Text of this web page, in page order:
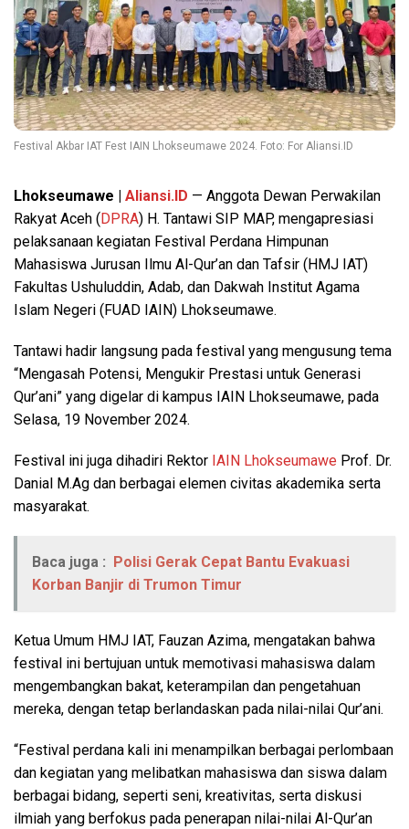
Festival Akbar IAT Fest IAIN Lhokseumawe 2024. Foto: For Aliansi.ID
Lhokseumawe | Aliansi.ID — Anggota Dewan Perwakilan
Rakyat Aceh (DPRA) H. Tantawi SIP MAP, mengapresiasi
pelaksanaan kegiatan Festival Perdana Himpunan
Mahasiswa Jurusan Ilmu Al-Qur’an dan Tafsir (HMJ IAT)
Fakultas Ushuluddin, Adab, dan Dakwah Institut Agama
Islam Negeri (FUAD IAIN) Lhokseumawe.
Tantawi hadir langsung pada festival yang mengusung tema
“Mengasah Potensi, Mengukir Prestasi untuk Generasi
Qur’ani” yang digelar di kampus IAIN Lhokseumawe, pada
Selasa, 19 November 2024.
Festival ini juga dihadiri Rektor IAIN Lhokseumawe Prof. Dr.
Danial M.Ag dan berbagai elemen civitas akademika serta
masyarakat.
Baca juga : Polisi Gerak Cepat Bantu Evakuasi
Korban Banjir di Trumon Timur
Ketua Umum HMJ IAT, Fauzan Azima, mengatakan bahwa
festival ini bertujuan untuk memotivasi mahasiswa dalam
mengembangkan bakat, keterampilan dan pengetahuan
mereka, dengan tetap berlandaskan pada nilai-nilai Qur’ani.
“Festival perdana kali ini menampilkan berbagai perlombaan
dan kegiatan yang melibatkan mahasiswa dan siswa dalam
berbagai bidang, seperti seni, kreativitas, serta diskusi
ilmiah yang berfokus pada penerapan nilai-nilai Al-Qur’an